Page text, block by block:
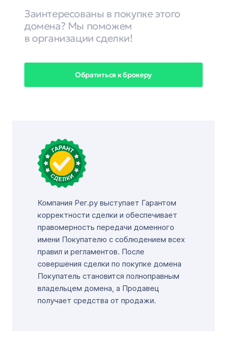
Заинтересованы в покупке этого
домена? Мы поможем
в организации сделки!
Обратиться к брокеру
Компания Рег.ру выступает Гарантом
корректности сделки и обеспечивает
правомерность передачи доменного
имени Покупателю с соблюдением всех
правил и регламентов. После
совершения сделки по покупке домена
Покупатель становится полноправным
владельцем домена, а Продавец
получает средства от продажи.